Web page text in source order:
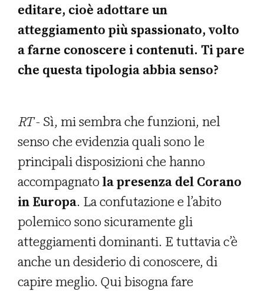
editare, cioè adottare un
atteggiamento più spassionato, volto
a farne conoscere i contenuti. Ti pare
che questa tipologia abbia senso?
RT- Sì, mi sembra che funzioni, nel
senso che evidenzia quali sono le
principali disposizioni che hanno
accompagnatola presenza del Corano
in Europa. La confutazione e l’abito
polemico sono sicuramente gli
atteggiamenti dominanti. E tuttavia c’è
anche un desiderio di conoscere, di
capire meglio. Qui bisogna fare